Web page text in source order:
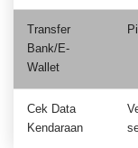
Transfer
Bank/E-
Wallet
Cek Data
Kendaraan